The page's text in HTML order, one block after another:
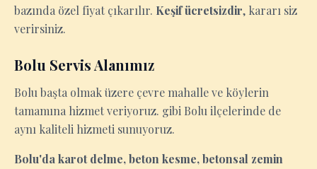
bazında özel fiyat çıkarılır. Keşif ücretsizdir, kararı siz
verirsiniz.
Bolu Servis Alanımız
Bolu başta olmak üzere çevre mahalle ve köylerin
tamamına hizmet veriyoruz. gibi Bolu ilçelerinde de
aynı kaliteli hizmeti sunuyoruz.
Bolu'da karot delme, beton kesme, betonsal zemin